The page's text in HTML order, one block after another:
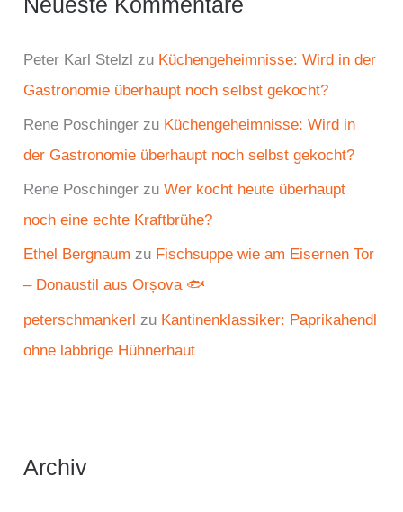
Peter Karl Stelzl zu Küchengeheimnisse: Wird in der
Gastronomie überhaupt noch selbst gekocht?
Rene Poschinger zu Küchengeheimnisse: Wird in
der Gastronomie überhaupt noch selbst gekocht?
Rene Poschinger zuWer kocht heute überhaupt
noch eine echte Kraftbrühe?
Ethel Bergnaum zu Fischsuppe wie am Eisernen Tor
– Donaustil aus Orșova 🐟
peterschmankerl zu Kantinenklassiker: Paprikahendl
ohne labbrige Hühnerhaut
Archiv